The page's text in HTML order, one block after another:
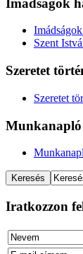
Szent
Szeretet
Szeretet
Munkanapló
Iratkozzon